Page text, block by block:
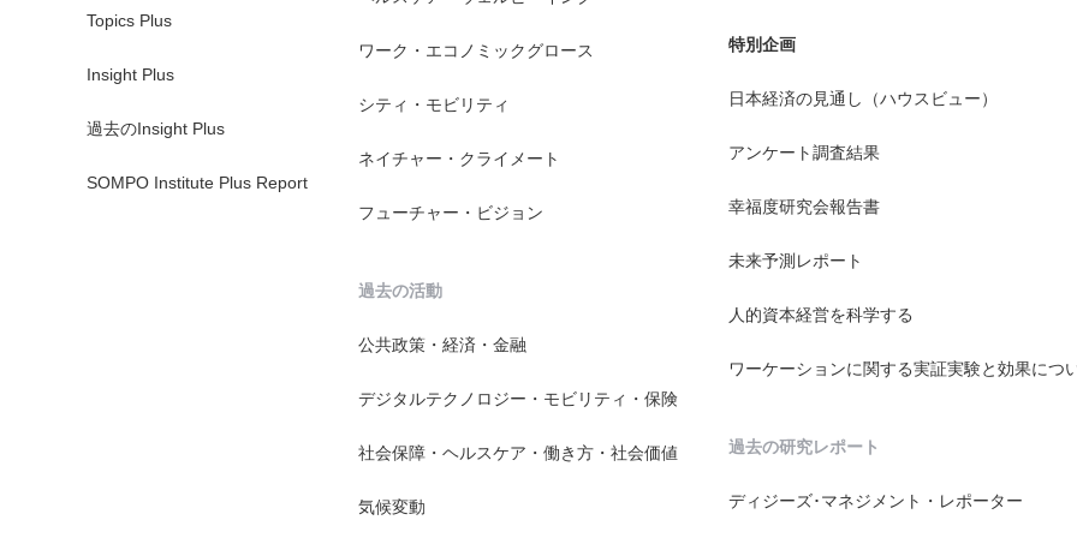
Topics Plus
Insight Plus
過去のInsight Plus
SOMPO Institute Plus Report
ワーク・エコノミックグロース
シティ・モビリティ
ネイチャー・クライメート
フューチャー・ビジョン
過去の活動
公共政策・経済・金融
デジタルテクノロジー・モビリティ・保険
社会保障・ヘルスケア・働き方・社会価値
気候変動
特別企画
日本経済の見通し（ハウスビュー）
アンケート調査結果
幸福度研究会報告書
未来予測レポート
人的資本経営を科学する
ワーケーションに関する実証実験と効果につ
過去の研究レポート
ディジーズ･マネジメント・レポーター